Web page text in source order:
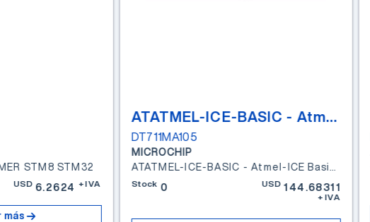
STM8 STM32
USD 6.2624 +IVA
más
ATATMEL-ICE-BASIC - Atmel-ICE Basic Kit
DT711MA105
MICROCHIP
Stock 0 USD 144.68311
+IVA